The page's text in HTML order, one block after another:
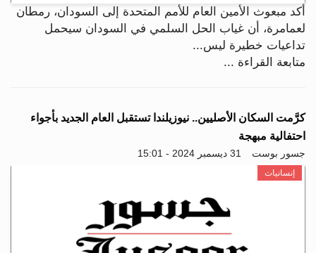
أكد مبعوث الأمين العام للأمم المتحدة إلى السودان، رمطان
لعمامرة، أن غياب الحل السلمي في السودان سيحمل
تداعيات خطيرة ليس...
متابعة القراءة ...
كرَّمت السكان الأصليين.. نيوزيلندا تستقبل العام الجديد بأجواء
احتفالية مبهجة
جسور بوست 31 ديسمبر 2024 - 15:01
إنسانيات